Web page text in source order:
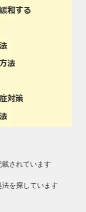
されています
を探しています